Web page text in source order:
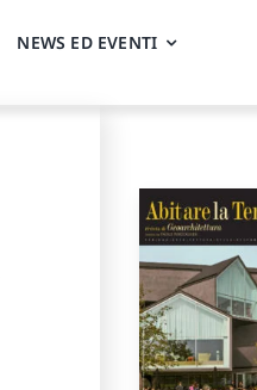
NEWS ED EVENTI